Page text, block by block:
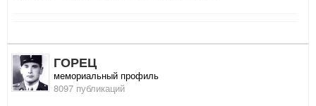
ГОРЕЦ
мемориальный профиль
8097 публикаций